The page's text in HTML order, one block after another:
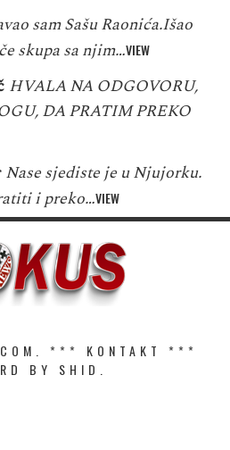
sam Sašu Raonića.Išao
skupa sa njim…VIEW
HVALA NA ODGOVORU,
DA PRATIM PREKO
Nase sjediste je u Njujorku.
i preko…VIEW
*** KONTAKT
***
BY SHID.